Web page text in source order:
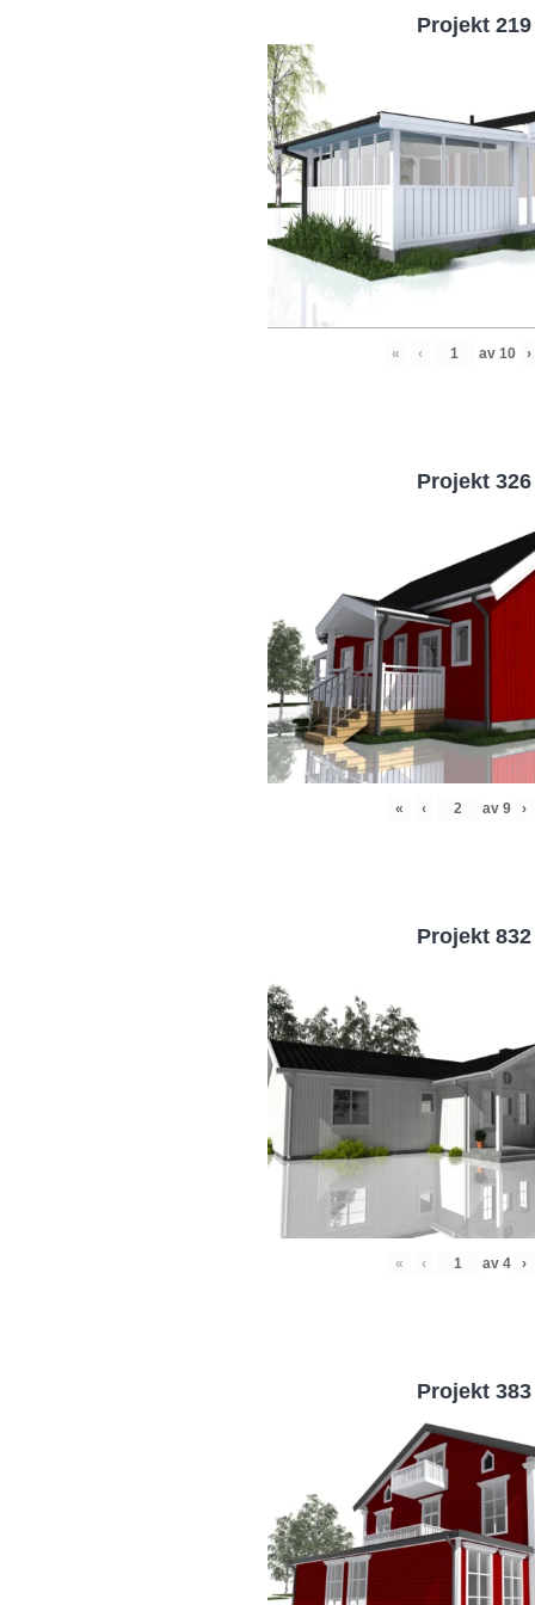
Projekt 219
« ‹ av 10 ›
Projekt 326
« ‹ av 9 ›
Projekt 832
« ‹ av 4 ›
Projekt 383